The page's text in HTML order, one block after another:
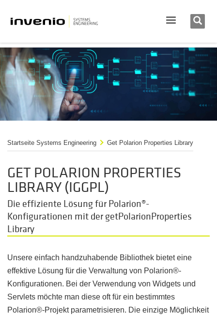
Startseite Systems Engineering Get Polarion Properties Library
GET POLARION PROPERTIES
LIBRARY (IGGPL)
Die effiziente Lösung für Polarion®-
Konfigurationen mit der getPolarionProperties
Library
Unsere einfach handzuhabende Bibliothek bietet eine
effektive Lösung für die Verwaltung von Polarion®-
Konfigurationen. Bei der Verwendung von Widgets und
Servlets möchte man diese oft für ein bestimmtes
Polarion®-Projekt parametrisieren. Die einzige Möglichkeit